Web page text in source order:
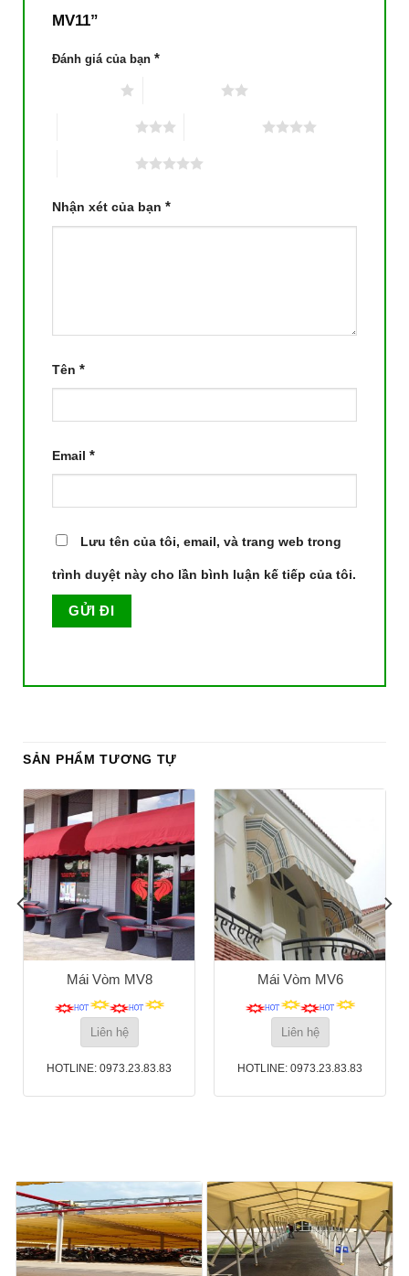
MV11”
Đánh giá của bạn *
Nhận xét của bạn *
Tên *
Email *
Lưu tên của tôi, email, và trang web trong
trình duyệt này cho lần bình luận kế tiếp của tôi.
SẢN PHẨM TƯƠNG TỰ
Mái Vòm MV8
Liên hệ
HOTLINE: 0973.23.83.83
Mái Vòm MV6
Liên hệ
HOTLINE: 0973.23.83.83